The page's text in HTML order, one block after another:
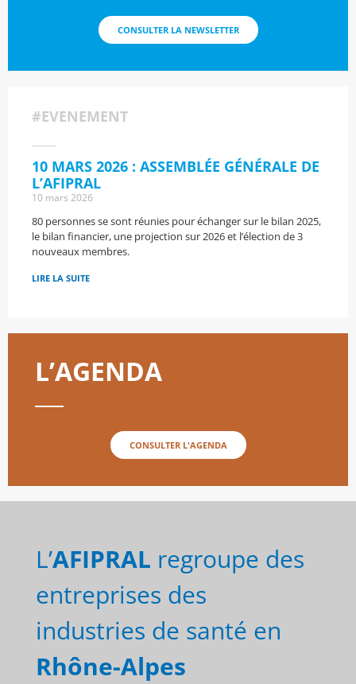
CONSULTER LA NEWSLETTER
#EVENEMENT
10 MARS 2026 : ASSEMBLÉE GÉNÉRALE DE
L’AFIPRAL
10 mars 2026
80 personnes se sont réunies pour échanger sur le bilan 2025,
le bilan financier, une projection sur 2026 et l’élection de 3
nouveaux membres.
LIRE LA SUITE
L’AGENDA
CONSULTER L'AGENDA
L’AFIPRAL regroupe des
entreprises des
industries de santé en
Rhône-Alpes